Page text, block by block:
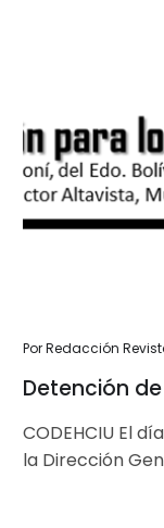
Por Redacción
Detención
CODEHCIU El
la Dirección